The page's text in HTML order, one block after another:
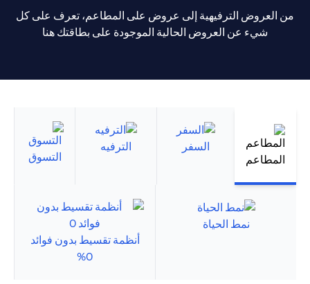
من العروض الترفيهية إلى عروض على المطاعم، تعرف على كل
شيء عن العروض الحالية الموجودة على بطاقتك هنا
المطاعم
السفر الترفيه
التسوق
نمط الحياة
أنظمة تقسيط بدون فوائد
0%